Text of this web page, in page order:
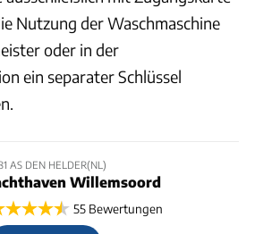
Nutzung der Waschmaschine
oder in der
ein separater Schlüssel
AS DEN HELDER(NL)
Willemsoord
55 Bewertungen